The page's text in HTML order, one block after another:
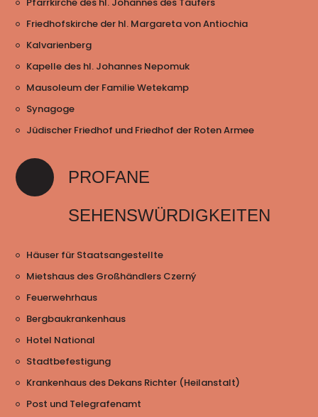
Friedhofskirche der hl. Margareta von Antiochia
Kalvarienberg
Kapelle des hl. Johannes Nepomuk
Mausoleum der Familie Wetekamp
Synagoge
Jüdischer Friedhof und Friedhof der Roten Armee
PROFANE
SEHENSWÜRDIGKEITEN
Häuser für Staatsangestellte
Mietshaus des Großhändlers Czerný
Feuerwehrhaus
Bergbaukrankenhaus
Hotel National
Stadtbefestigung
Krankenhaus des Dekans Richter (Heilanstalt)
Post und Telegrafenamt